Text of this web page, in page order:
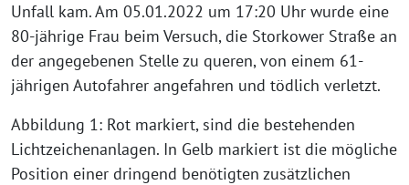
Unfall kam. Am 05.01.2022 um 17:20 Uhr wurde eine
80-jährige Frau beim Versuch, die Storkower Straße an
der angegebenen Stelle zu queren, von einem 61-
jährigen Autofahrer angefahren und tödlich verletzt.
Abbildung 1: Rot markiert, sind die bestehenden
Lichtzeichenanlagen. In Gelb markiert ist die mögliche
Position einer dringend benötigten zusätzlichen